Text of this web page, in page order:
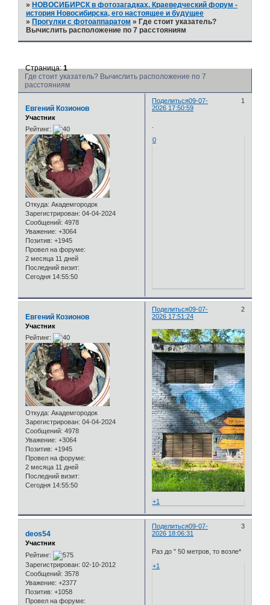
» НОВОСИБИРСК в фотозагадках. Краеведческий форум -
история Новосибирска, его настоящее и будущее
» Прогулки с фотоаппаратом » Где стоит указатель?
Вычислить расположение по 7 расстояниям
Где стоит указатель? Вычислить расположение по 7
расстояниям
Страница:1
Поделиться 1
09-07-
2026 17:50:59
Евгений Козионов
Участник
Рейтинг:
Откуда: Академгородок
Зарегистрирован: 04-04-2024
Сообщений: 4978
Уважение: +3064
Позитив: +1945
Провел на форуме:
2 месяца 11 дней
Последний визит:
Сегодня 14:55:50
0
Поделиться 2
09-07-
2026 17:51:24
Евгений Козионов
Участник
Рейтинг:
Откуда: Академгородок
Зарегистрирован: 04-04-2024
Сообщений: 4978
Уважение: +3064
Позитив: +1945
Провел на форуме:
2 месяца 11 дней
Последний визит:
Сегодня 14:55:50
+1
Поделиться 3
09-07-
2026 18:06:31
deos54
Участник
Рейтинг:
Зарегистрирован: 02-10-2012
Сообщений: 3578
Уважение: +2377
Позитив: +1058
Провел на форуме:
Раз до " 50 метров, то возле*
+1